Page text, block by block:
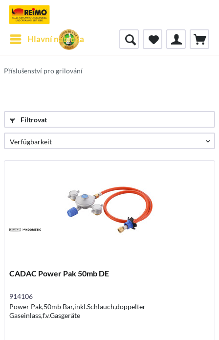
Hlavní nabídka
Příslušenství pro grilování
Filtrovat
CADAC Power Pak 50mb DE
914106
Power Pak,50mb Bar,inkl.Schlauch,doppelter
Gaseinlass,f.v.Gasgeräte